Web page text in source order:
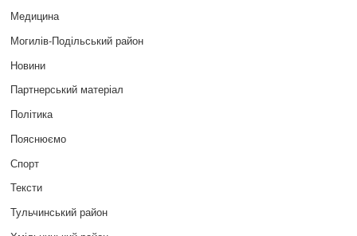
Медицина
Могилів-Подільський район
Новини
Партнерський матеріал
Політика
Пояснюємо
Спорт
Тексти
Тульчинський район